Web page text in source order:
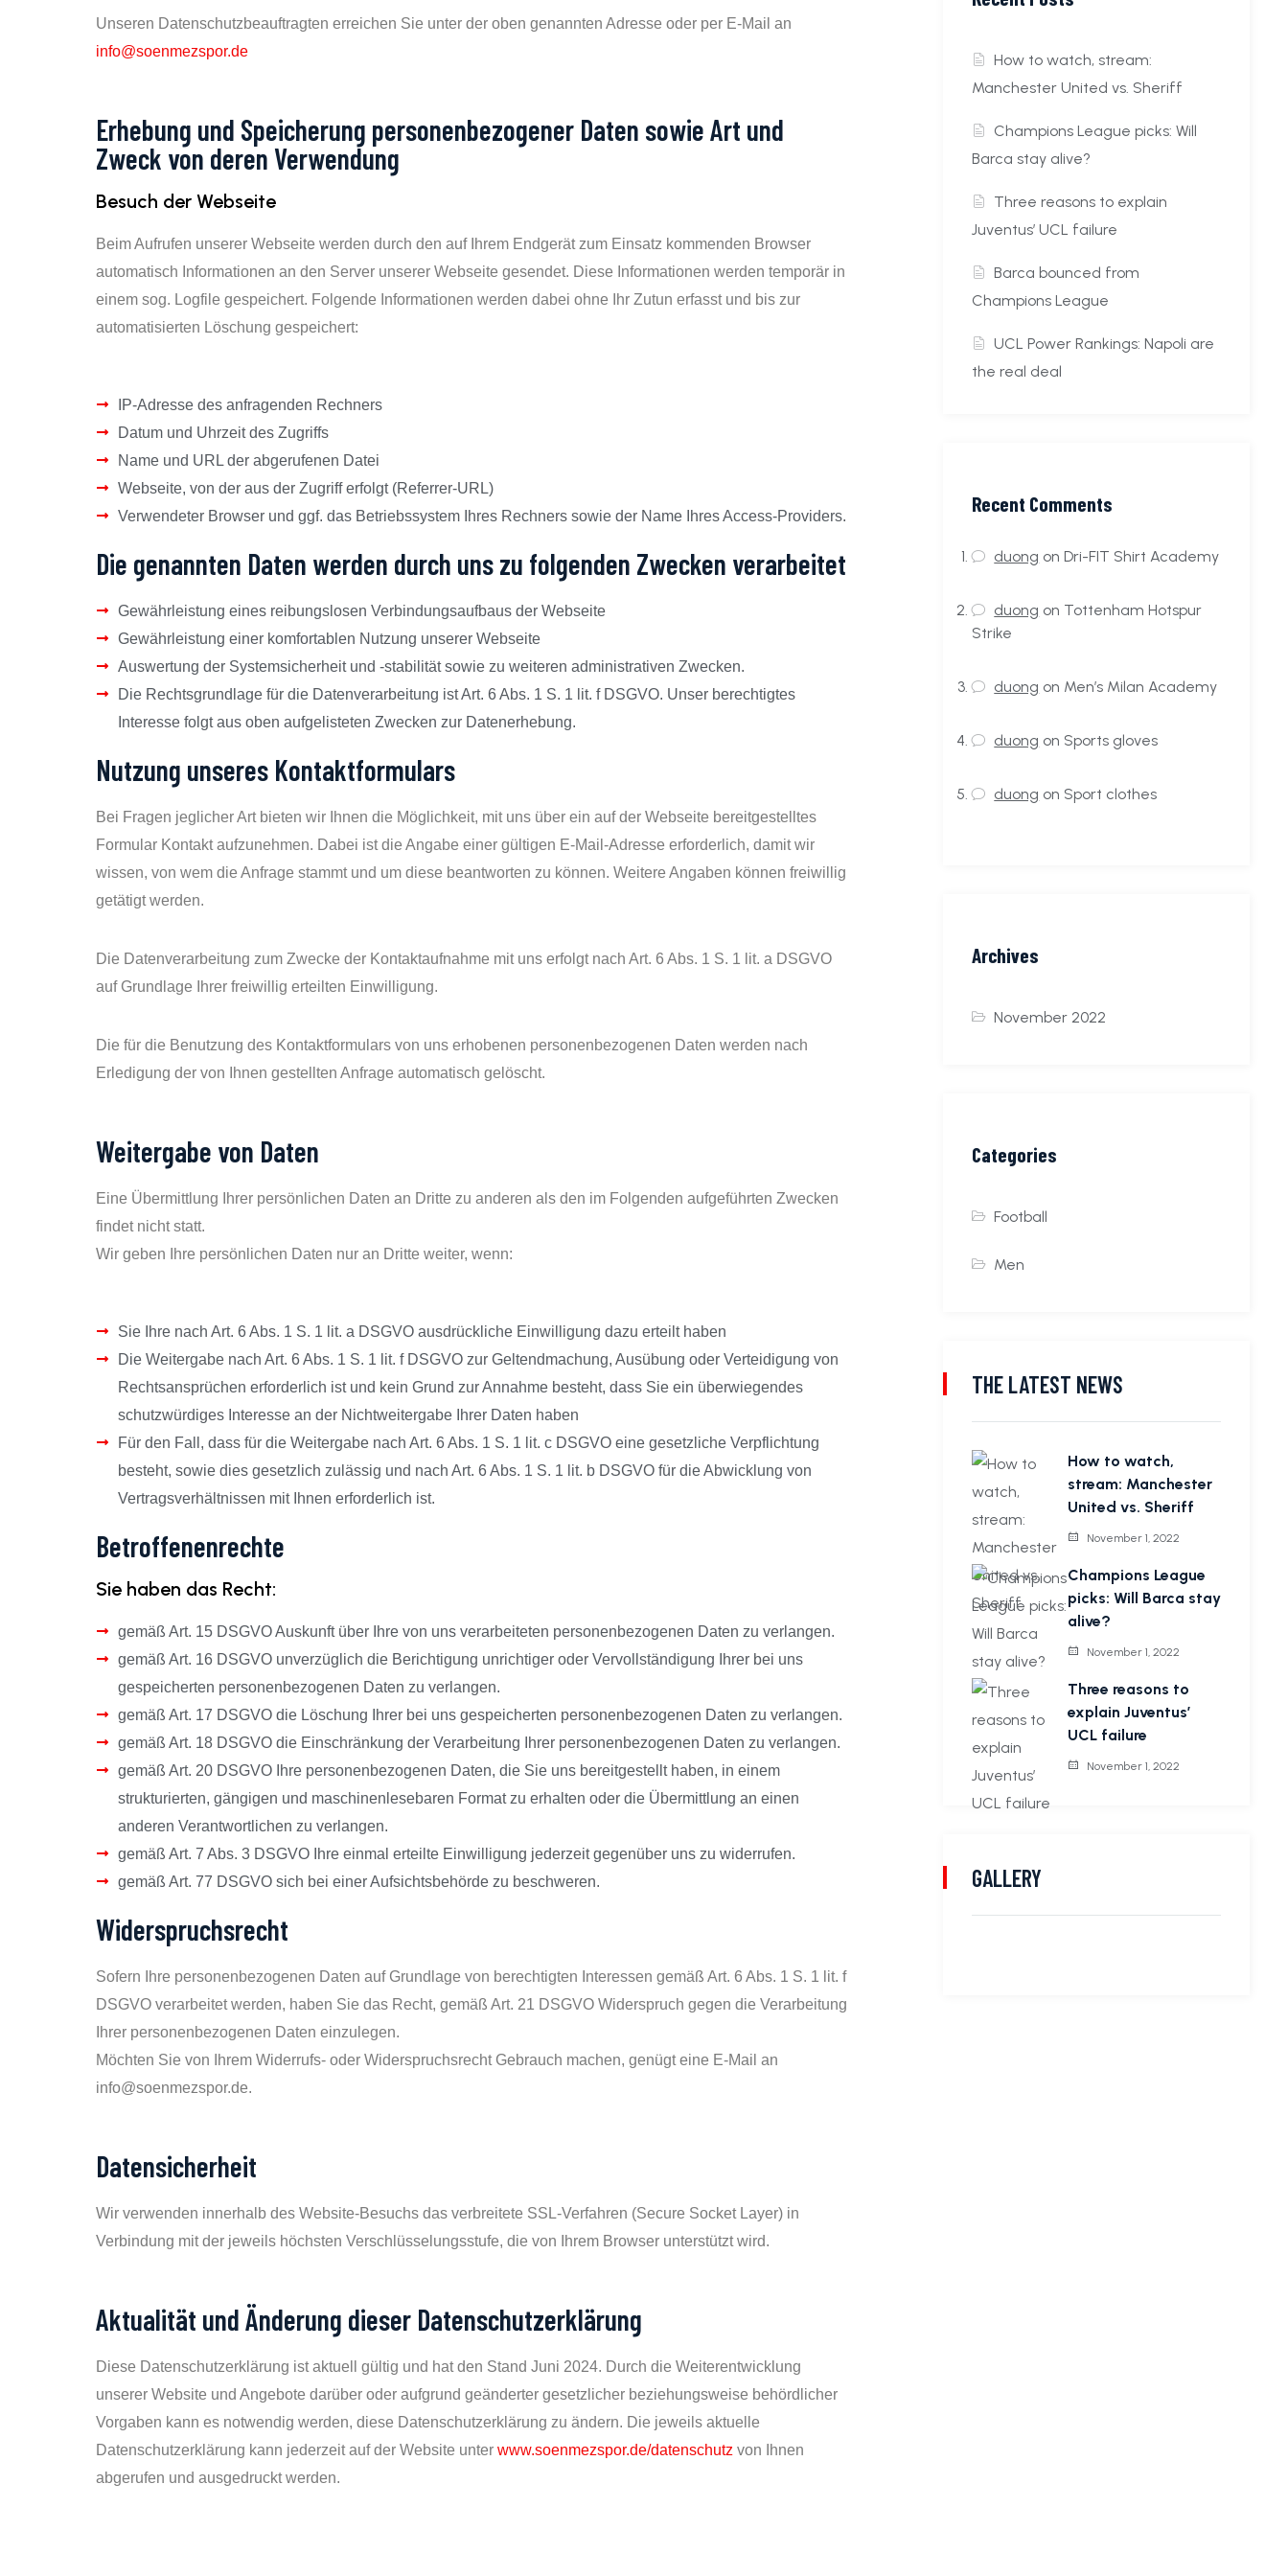
Unseren Datenschutzbeauftragten erreichen Sie unter der oben genannten Adresse oder per E-Mail an
info@soenmezspor.de
Erhebung und Speicherung personenbezogener Daten sowie Art und
Zweck von deren Verwendung
Besuch der Webseite
Beim Aufrufen unserer Webseite werden durch den auf Ihrem Endgerät zum Einsatz kommenden Browser
automatisch Informationen an den Server unserer Webseite gesendet. Diese Informationen werden temporär in
einem sog. Logfile gespeichert. Folgende Informationen werden dabei ohne Ihr Zutun erfasst und bis zur
automatisierten Löschung gespeichert:
IP-Adresse des anfragenden Rechners
Datum und Uhrzeit des Zugriffs
Name und URL der abgerufenen Datei
Webseite, von der aus der Zugriff erfolgt (Referrer-URL)
Verwendeter Browser und ggf. das Betriebssystem Ihres Rechners sowie der Name Ihres Access-Providers.
Die genannten Daten werden durch uns zu folgenden Zwecken verarbeitet
Gewährleistung eines reibungslosen Verbindungsaufbaus der Webseite
Gewährleistung einer komfortablen Nutzung unserer Webseite
Auswertung der Systemsicherheit und -stabilität sowie zu weiteren administrativen Zwecken.
Die Rechtsgrundlage für die Datenverarbeitung ist Art. 6 Abs. 1 S. 1 lit. f DSGVO. Unser berechtigtes
Interesse folgt aus oben aufgelisteten Zwecken zur Datenerhebung.
Nutzung unseres Kontaktformulars
Bei Fragen jeglicher Art bieten wir Ihnen die Möglichkeit, mit uns über ein auf der Webseite bereitgestelltes
Formular Kontakt aufzunehmen. Dabei ist die Angabe einer gültigen E-Mail-Adresse erforderlich, damit wir
wissen, von wem die Anfrage stammt und um diese beantworten zu können. Weitere Angaben können freiwillig
getätigt werden.
Die Datenverarbeitung zum Zwecke der Kontaktaufnahme mit uns erfolgt nach Art. 6 Abs. 1 S. 1 lit. a DSGVO
auf Grundlage Ihrer freiwillig erteilten Einwilligung.
Die für die Benutzung des Kontaktformulars von uns erhobenen personenbezogenen Daten werden nach
Erledigung der von Ihnen gestellten Anfrage automatisch gelöscht.
Weitergabe von Daten
Eine Übermittlung Ihrer persönlichen Daten an Dritte zu anderen als den im Folgenden aufgeführten Zwecken
findet nicht statt.
Wir geben Ihre persönlichen Daten nur an Dritte weiter, wenn:
Sie Ihre nach Art. 6 Abs. 1 S. 1 lit. a DSGVO ausdrückliche Einwilligung dazu erteilt haben
Die Weitergabe nach Art. 6 Abs. 1 S. 1 lit. f DSGVO zur Geltendmachung, Ausübung oder Verteidigung von
Rechtsansprüchen erforderlich ist und kein Grund zur Annahme besteht, dass Sie ein überwiegendes
schutzwürdiges Interesse an der Nichtweitergabe Ihrer Daten haben
Für den Fall, dass für die Weitergabe nach Art. 6 Abs. 1 S. 1 lit. c DSGVO eine gesetzliche Verpflichtung
besteht, sowie dies gesetzlich zulässig und nach Art. 6 Abs. 1 S. 1 lit. b DSGVO für die Abwicklung von
Vertragsverhältnissen mit Ihnen erforderlich ist.
Betroffenenrechte
Sie haben das Recht:
gemäß Art. 15 DSGVO Auskunft über Ihre von uns verarbeiteten personenbezogenen Daten zu verlangen.
gemäß Art. 16 DSGVO unverzüglich die Berichtigung unrichtiger oder Vervollständigung Ihrer bei uns
gespeicherten personenbezogenen Daten zu verlangen.
gemäß Art. 17 DSGVO die Löschung Ihrer bei uns gespeicherten personenbezogenen Daten zu verlangen.
gemäß Art. 18 DSGVO die Einschränkung der Verarbeitung Ihrer personenbezogenen Daten zu verlangen.
gemäß Art. 20 DSGVO Ihre personenbezogenen Daten, die Sie uns bereitgestellt haben, in einem
strukturierten, gängigen und maschinenlesebaren Format zu erhalten oder die Übermittlung an einen
anderen Verantwortlichen zu verlangen.
gemäß Art. 7 Abs. 3 DSGVO Ihre einmal erteilte Einwilligung jederzeit gegenüber uns zu widerrufen.
gemäß Art. 77 DSGVO sich bei einer Aufsichtsbehörde zu beschweren.
Widerspruchsrecht
Sofern Ihre personenbezogenen Daten auf Grundlage von berechtigten Interessen gemäß Art. 6 Abs. 1 S. 1 lit. f
DSGVO verarbeitet werden, haben Sie das Recht, gemäß Art. 21 DSGVO Widerspruch gegen die Verarbeitung
Ihrer personenbezogenen Daten einzulegen.
Möchten Sie von Ihrem Widerrufs- oder Widerspruchsrecht Gebrauch machen, genügt eine E-Mail an
info@soenmezspor.de.
Datensicherheit
Wir verwenden innerhalb des Website-Besuchs das verbreitete SSL-Verfahren (Secure Socket Layer) in
Verbindung mit der jeweils höchsten Verschlüsselungsstufe, die von Ihrem Browser unterstützt wird.
Aktualität und Änderung dieser Datenschutzerklärung
Diese Datenschutzerklärung ist aktuell gültig und hat den Stand Juni 2024. Durch die Weiterentwicklung
unserer Website und Angebote darüber oder aufgrund geänderter gesetzlicher beziehungsweise behördlicher
Vorgaben kann es notwendig werden, diese Datenschutzerklärung zu ändern. Die jeweils aktuelle
Datenschutzerklärung kann jederzeit auf der Website unter www.soenmezspor.de/datenschutz von Ihnen
abgerufen und ausgedruckt werden.
How to watch, stream:
Manchester United vs. Sheriff
Champions League picks: Will
Barca stay alive?
Three reasons to explain
Juventus’ UCL failure
Barca bounced from
Champions League
UCL Power Rankings: Napoli are
the real deal
Recent Comments
duong onDri-FIT Shirt Academy
duong on Tottenham Hotspur
Strike
duong on Men’s Milan Academy
duong on Sports gloves
duong on Sport clothes
Archives
November 2022
Categories
Football
Men
THE LATEST NEWS
How to watch,
stream: Manchester
United vs. Sheriff
November 1, 2022
Champions League
picks: Will Barca stay
alive?
November 1, 2022
Three reasons to
explain Juventus’
UCL failure
November 1, 2022
GALLERY